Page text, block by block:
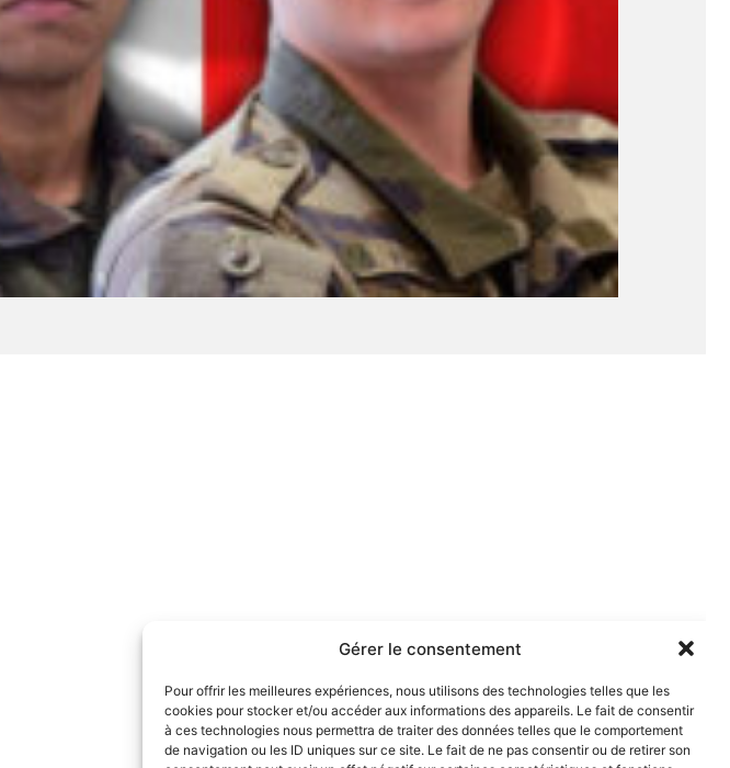
Gérer le consentement
Pour offrir les meilleures expériences, nous utilisons des technologies telles que les
cookies pour stocker et/ou accéder aux informations des appareils. Le fait de consentir
à ces technologies nous permettra de traiter des données telles que le comportement
de navigation ou les ID uniques sur ce site. Le fait de ne pas consentir ou de retirer son